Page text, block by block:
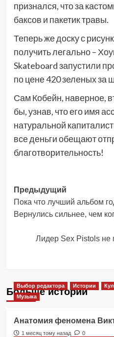
признался, что за
баксов и пакетик травы.
Теперь же доску с
получить легально –
Skateboard запустили
по цене 420 зеленых за
Сам Кобейн, наверное,
бы, узнав, что его имя
натуральной
все деньги обещают
благотворительность!
Навигация
записи
Предыдущий
​​Пока что лучший альбом
Вернулись сильнее, чем
​Лидер Sex Pistols не
Больше историй
Выбор редактора Истории
Музыка
Анатомия феномена
1 месяц тому назад
0